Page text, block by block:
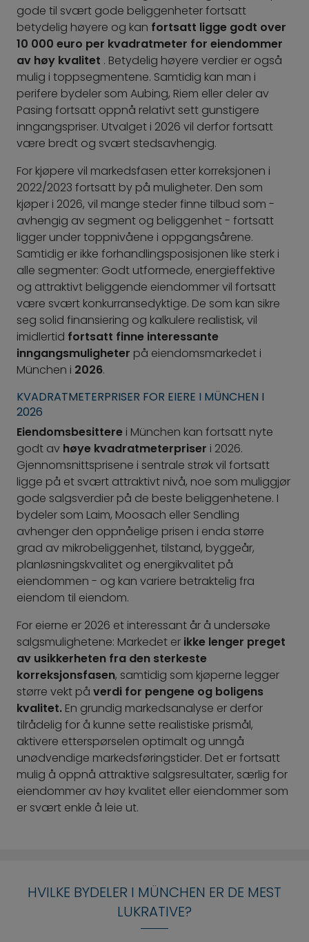
gode til svært gode beliggenheter fortsatt
betydelig høyere og kan fortsatt ligge godt over
10 000 euro per kvadratmeter for eiendommer
av høy kvalitet . Betydelig høyere verdier er også
mulig i toppsegmentene. Samtidig kan man i
perifere bydeler som Aubing, Riem eller deler av
Pasing fortsatt oppnå relativt sett gunstigere
inngangspriser. Utvalget i 2026 vil derfor fortsatt
være bredt og svært stedsavhengig.
For kjøpere vil markedsfasen etter korreksjonen i
2022/2023 fortsatt by på muligheter. Den som
kjøper i 2026, vil mange steder finne tilbud som -
avhengig av segment og beliggenhet - fortsatt
ligger under toppnivåene i oppgangsårene.
Samtidig er ikke forhandlingsposisjonen like sterk i
alle segmenter: Godt utformede, energieffektive
og attraktivt beliggende eiendommer vil fortsatt
være svært konkurransedyktige. De som kan sikre
seg solid finansiering og kalkulere realistisk, vil
imidlertid fortsatt finne interessante
inngangsmuligheter på eiendomsmarkedet i
München i 2026.
KVADRATMETERPRISER FOR EIERE I MÜNCHEN I
2026
Eiendomsbesittere i München kan fortsatt nyte
godt av høye kvadratmeterpriser i 2026.
Gjennomsnittsprisene i sentrale strøk vil fortsatt
ligge på et svært attraktivt nivå, noe som muliggjør
gode salgsverdier på de beste beliggenhetene. I
bydeler som Laim, Moosach eller Sendling
avhenger den oppnåelige prisen i enda større
grad av mikrobeliggenhet, tilstand, byggeår,
planløsningskvalitet og energikvalitet på
eiendommen - og kan variere betraktelig fra
eiendom til eiendom.
For eierne er 2026 et interessant år å undersøke
salgsmulighetene: Markedet er ikke lenger preget
av usikkerheten fra den sterkeste
korreksjonsfasen, samtidig som kjøperne legger
større vekt på verdi for pengene og boligens
kvalitet. En grundig markedsanalyse er derfor
tilrådelig for å kunne sette realistiske prismål,
aktivere etterspørselen optimalt og unngå
unødvendige markedsføringstider. Det er fortsatt
mulig å oppnå attraktive salgsresultater, særlig for
eiendommer av høy kvalitet eller eiendommer som
er svært enkle å leie ut.
HVILKE BYDELER I MÜNCHEN ER DE MEST
LUKRATIVE?